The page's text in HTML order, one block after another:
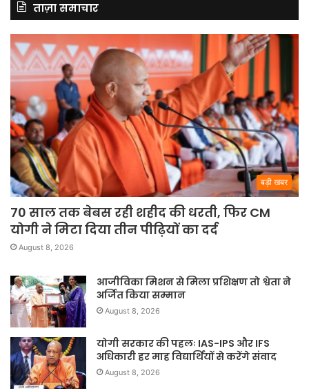
ताज़ा समाचार
बड़ी खबर
70 साल तक बेबस रही शहीद की धरती, फिर CM
योगी ने मिटा दिया तीन पीढ़ियों का दर्द
August 8, 2026
आजीविका मिशन से मिला प्रशिक्षण तो श्वेता ने
अर्जित किया सम्मान
August 8, 2026
योगी सरकार की पहलः IAS-IPS और IFS
अधिकारी हर माह विद्यार्थियों से करेंगे संवाद
August 8, 2026